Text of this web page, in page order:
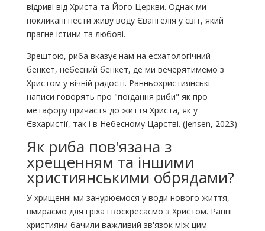
відриві від Христа та Його Церкви. Однак ми
покликані нести живу воду Євангелія у світ, який
прагне істини та любові.
Зрештою, риба вказує нам на есхатологічний
бенкет, небесний бенкет, де ми вечерятимемо з
Христом у вічній радості. Ранньохристиянські
написи говорять про "поїдання риби" як про
метафору причастя до життя Христа, як у
Євхаристії, так і в Небесному Царстві. (Jensen, 2023)
Як риба пов'язана з
хрещенням та іншими
християнськими обрядами?
У хрищенні ми занурюємося у води нового життя,
вмираємо для гріха і воскресаємо з Христом. Ранні
християни бачили важливий зв'язок між цим